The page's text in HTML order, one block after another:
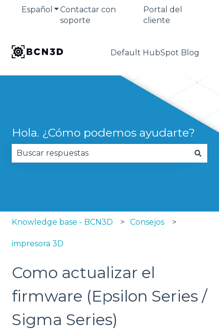
Español Traducciones de Mostrar submenú de
Contactar con
soporte
Portal del
cliente
Default HubSpot Blog
Hola. ¿Cómo podemos ayudarte?
Knowledge base - BCN3D Consejos
impresora 3D
Como actualizar el
firmware (Epsilon Series /
Sigma Series)